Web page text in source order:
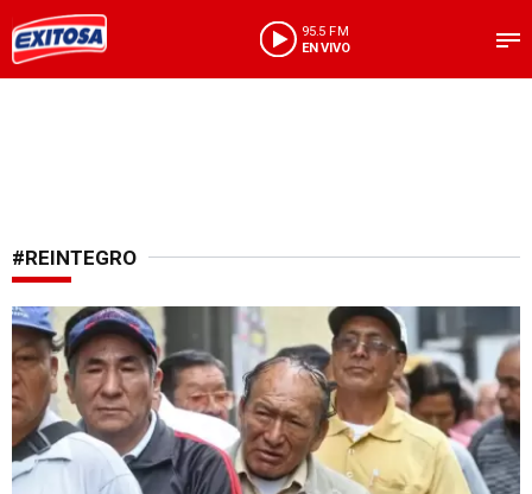
95.5 FM
EN VIVO
#REINTEGRO
Más de 27 mil beneficiarios